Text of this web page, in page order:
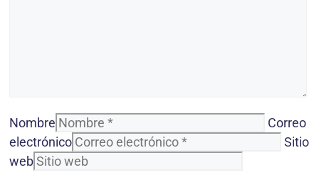
Nombre
Correo
electrónico
Sitio
web